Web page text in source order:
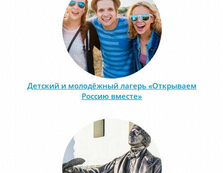
Детский и молодёжный лагерь «Открываем
Россию вместе»